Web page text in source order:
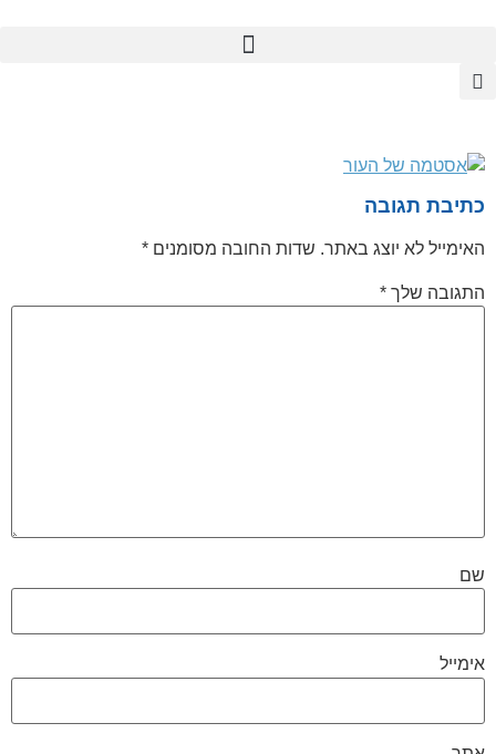
כתיבת תגובה
האימייל לא יוצג באתר. שדות החובה מסומנים *
התגובה שלך *
שם
אימייל